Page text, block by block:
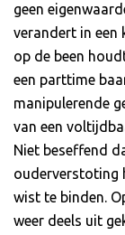
geen
verandert in een
op de been
een parttime
manipulerende
van een
Niet beseffend
ouderverstoting
wist te binden.
weer deels uit